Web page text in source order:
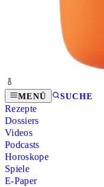
MENÜ SUCHE
Rezepte
Dossiers
Videos
Podcasts
Horoskope
Spiele
E-Paper